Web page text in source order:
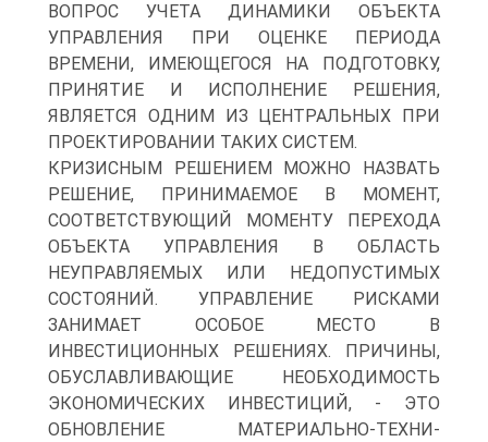
ВОПРОС УЧЕТА ДИНАМИКИ ОБЪЕКТА
УПРАВЛЕНИЯ ПРИ ОЦЕНКЕ ПЕРИОДА
ВРЕМЕНИ, ИМЕЮЩЕГОСЯ НА ПОДГОТОВКУ,
ПРИНЯТИЕ И ИСПОЛНЕНИЕ РЕШЕНИЯ,
ЯВЛЯЕТСЯ ОДНИМ ИЗ ЦЕНТРАЛЬНЫХ ПРИ
ПРОЕКТИРОВАНИИ ТАКИХ СИСТЕМ.
КРИЗИСНЫМ РЕШЕНИЕМ МОЖНО НАЗВАТЬ
РЕШЕНИЕ, ПРИНИМАЕМОЕ В МОМЕНТ,
СООТВЕТСТВУЮЩИЙ МОМЕНТУ ПЕРЕХОДА
ОБЪЕКТА УПРАВЛЕНИЯ В ОБЛАСТЬ
НЕУПРАВЛЯЕМЫХ ИЛИ НЕДОПУСТИМЫХ
СОСТОЯНИЙ. УПРАВЛЕНИЕ РИСКАМИ
ЗАНИМАЕТ ОСОБОЕ МЕСТО В
ИНВЕСТИЦИОННЫХ РЕШЕНИЯХ. ПРИЧИНЫ,
ОБУСЛАВЛИВАЮЩИЕ НЕОБХОДИМОСТЬ
ЭКОНОМИЧЕСКИХ ИНВЕСТИЦИЙ, - ЭТО
ОБНОВЛЕНИЕ МАТЕРИАЛЬНО-ТЕХНИ-